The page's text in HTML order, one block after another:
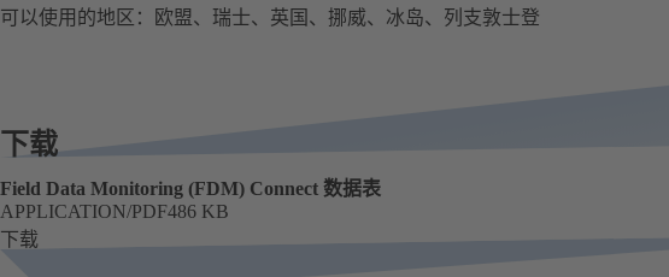
可以使用的地区：欧盟、瑞士、英国、挪威、冰岛、列支敦士登
下载
Field Data Monitoring (FDM) Connect 数据表
大小
486 KB
格式
APPLICATION/PDF
下载